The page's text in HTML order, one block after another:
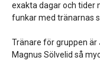
exakta dagar och tider
funkar med tränarnas
Tränare för gruppen
Magnus Sölvelid så